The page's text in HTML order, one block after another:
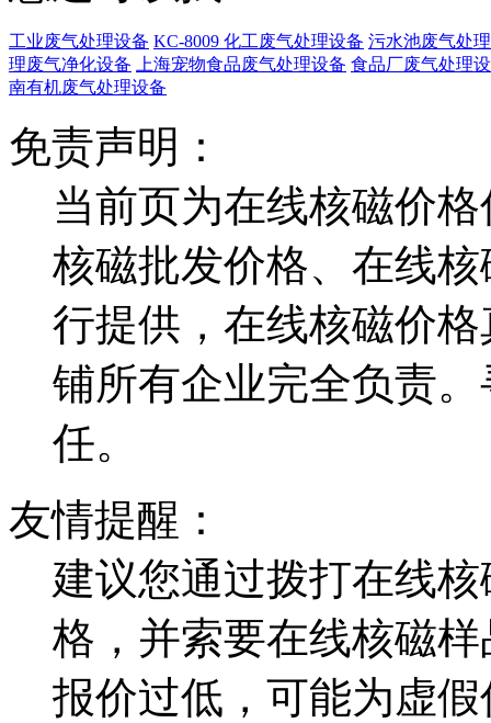
工业废气处理设备 KC-8009 化工废气处理设备 污水池废气处
理废气净化设备
上海宠物食品废气处理设备 食品厂废气处理
南有机废气处理设备
免责声明：
当前页为在线核磁价
核磁批发价格、在线
行提供，在线核磁价
铺所有企业完全负责
任。
友情提醒：
建议您通过拨打在线
格，并索要在线核磁
报价过低，可能为虚